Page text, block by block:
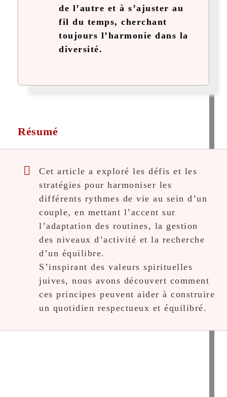
de l’autre et à s’ajuster au
fil du temps, cherchant
toujours l’harmonie dans la
diversité.
Résumé
Cet article a exploré les défis et les
stratégies pour harmoniser les
différents rythmes de vie au sein d’un
couple, en mettant l’accent sur
l’adaptation des routines, la gestion
des niveaux d’activité et la recherche
d’un équilibre.
S’inspirant des valeurs spirituelles
juives, nous avons découvert comment
ces principes peuvent aider à construire
un quotidien respectueux et équilibré.